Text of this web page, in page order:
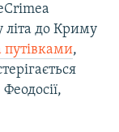
літа до Криму
путівками,